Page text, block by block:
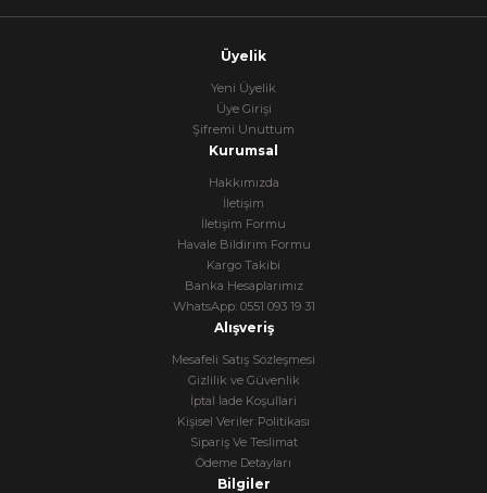
Üyelik
Yeni Üyelik
Üye Girişi
Şifremi Unuttum
Kurumsal
Hakkımızda
İletişim
İletişim Formu
Havale Bildirim Formu
Kargo Takibi
Banka Hesaplarımız
WhatsApp: 0551 093 19 31
Alışveriş
Mesafeli Satış Sözleşmesi
Gizlilik ve Güvenlik
İptal İade Koşullari
Kişisel Veriler Politikası
Sipariş Ve Teslimat
Ödeme Detayları
Bilgiler